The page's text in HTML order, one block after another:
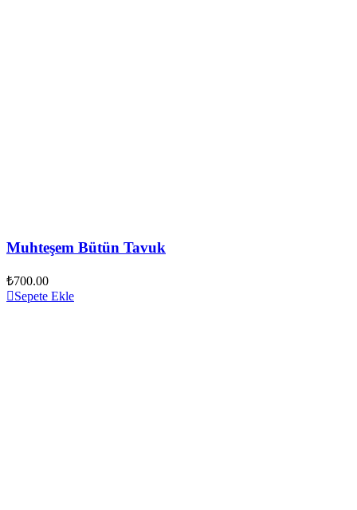
Muhteşem Bütün Tavuk
₺700.00
Sepete Ekle